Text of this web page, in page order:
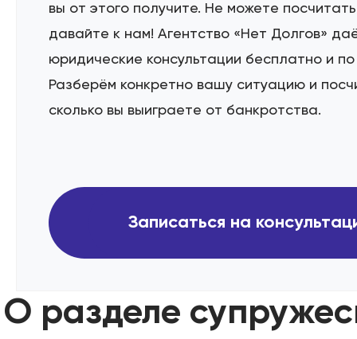
вы от этого получите. Не можете
давайте к нам! Агентство «Нет Долгов»
юридические консультации бесплатно и по
Разберём конкретно вашу ситуацию и
сколько вы выиграете от банкротства.
Записаться на
О разделе